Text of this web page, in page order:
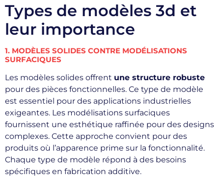
Types de modèles 3d et
leur importance
1. MODÈLES SOLIDES CONTRE MODÉLISATIONS
SURFACIQUES
Les modèles solides offrent une structure robuste
pour des pièces fonctionnelles. Ce type de modèle
est essentiel pour des applications industrielles
exigeantes. Les modélisations surfaciques
fournissent une esthétique raffinée pour des designs
complexes. Cette approche convient pour des
produits où l’apparence prime sur la fonctionnalité.
Chaque type de modèle répond à des besoins
spécifiques en fabrication additive.